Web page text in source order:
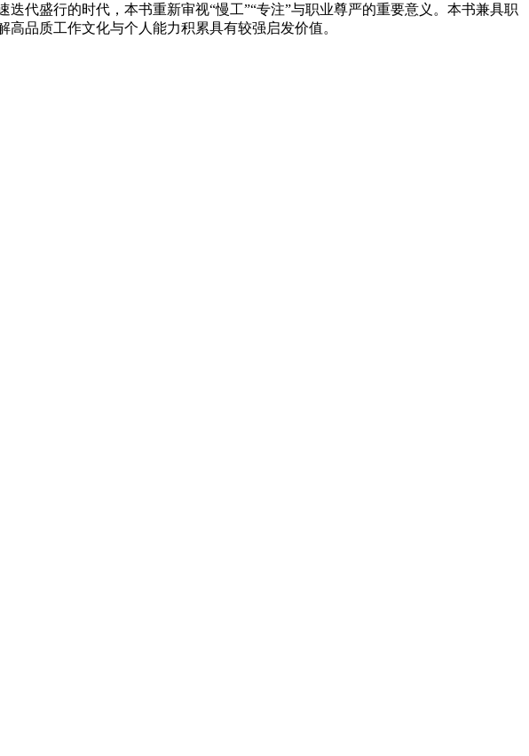
代盛行的时代，本书重新审视“慢工”“专注”与职业尊严的重要意义。本书兼具职
品质工作文化与个人能力积累具有较强启发价值。